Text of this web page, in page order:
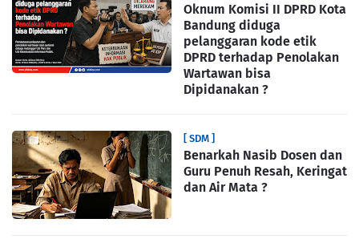
Oknum Komisi II DPRD Kota
Bandung diduga
pelanggaran kode etik
DPRD terhadap Penolakan
Wartawan bisa
Dipidanakan ?
[ SDM ]
Benarkah Nasib Dosen dan
Guru Penuh Resah, Keringat
dan Air Mata ?